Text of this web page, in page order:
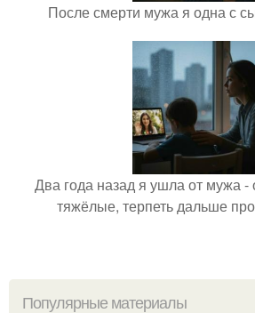
После смерти мужа я одна с
Два года назад я ушла от мужа
тяжёлые, терпеть дальше
Популярные материалы